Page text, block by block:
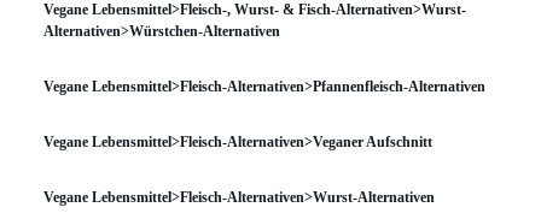
Vegane Lebensmittel>Fleisch-, Wurst- & Fisch-Alternativen>Wurst-
Alternativen>Würstchen-Alternativen
Vegane Lebensmittel>Fleisch-Alternativen>Pfannenfleisch-Alternativen
Vegane Lebensmittel>Fleisch-Alternativen>Veganer Aufschnitt
Vegane Lebensmittel>Fleisch-Alternativen>Wurst-Alternativen